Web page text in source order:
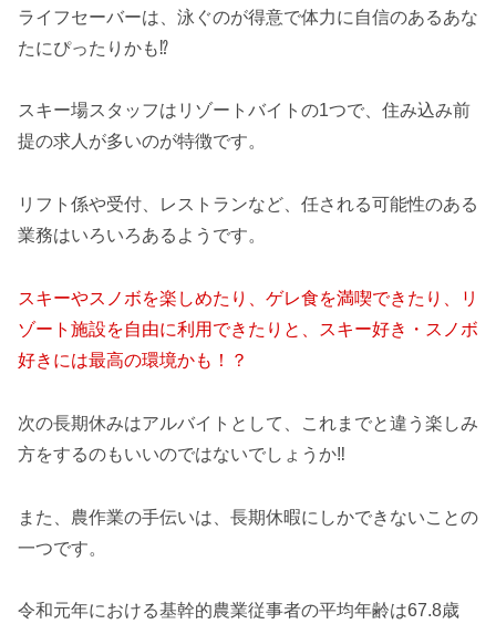
ライフセーバーは、泳ぐのが得意で体力に自信のあるあな
たにぴったりかも⁉
スキー場スタッフはリゾートバイトの1つで、住み込み前
提の求人が多いのが特徴です。
リフト係や受付、レストランなど、任される可能性のある
業務はいろいろあるようです。
スキーやスノボを楽しめたり、ゲレ食を満喫できたり、リ
ゾート施設を自由に利用できたりと、スキー好き・スノボ
好きには最高の環境かも！？
次の長期休みはアルバイトとして、これまでと違う楽しみ
方をするのもいいのではないでしょうか‼
また、農作業の手伝いは、長期休暇にしかできないことの
一つです。
令和元年における基幹的農業従事者の平均年齢は67.8歳